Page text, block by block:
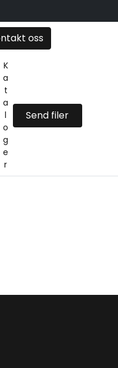
oss
K
a
t
a
l
o
g
e
r
Send filer